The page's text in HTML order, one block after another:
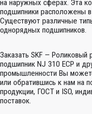
на наружных сферах. Эта
подшипники расположены
Существуют различные
однорядных подшипников.
Заказать SKF —
подшипник NJ 310 ECP и
промышленности Вы
или обратившись к нам на
продукции, ГОСТ и ISO,
поставок.